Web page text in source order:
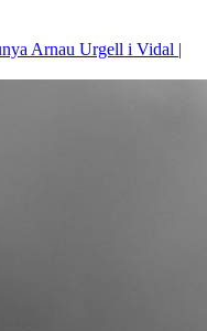
Arnau Urgell i Vidal |